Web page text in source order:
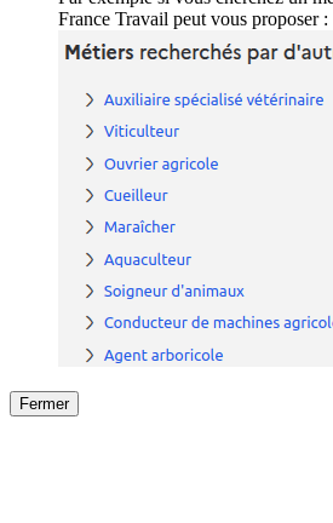
France Travail peut vous proposer :
Fermer